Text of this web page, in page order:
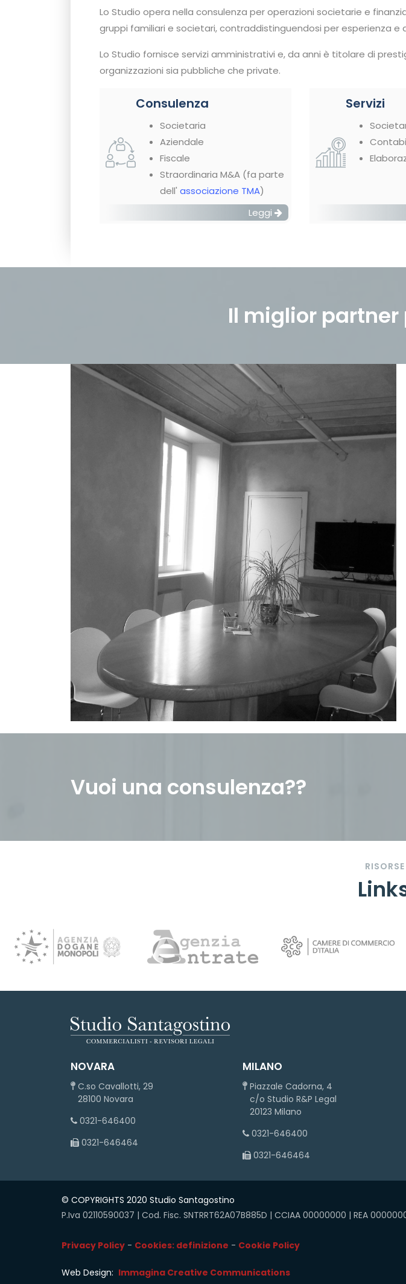
Lo Studio opera nella consulenza per operazioni societarie e
gruppi familiari e societari, contraddistinguendosi per esperienza e
Lo Studio fornisce servizi amministrativi e, da anni è titolare di
organizzazioni sia pubbliche che private.
Consulenza
Societaria
Aziendale
Fiscale
Straordinaria M&A (fa parte
dell' associazione TMA)
Leggi
Servizi
Il miglior
Vuoi una consulenza??
NOVARA
C.so Cavallotti, 29
28100 Novara
0321-646400
0321-646464
MILANO
Piazzale Cadorna, 4
c/o Studio R&P Legal
20123 Milano
0321-646400
0321-646464
© COPYRIGHTS 2020 Studio Santagostino
P.Iva 02110590037 | Cod. Fisc. SNTRRT62A07B885D | CCIAA 00000000 | REA
Privacy Policy - Cookies: definizione - Cookie Policy
Web Design: Immagina Creative Communications